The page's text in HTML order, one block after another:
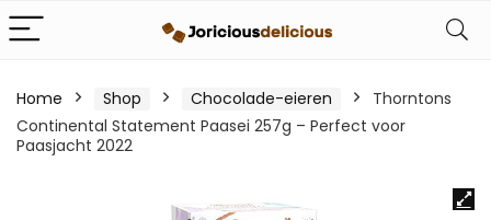
Home Shop Chocolade-eieren
Thorntons
Continental Statement Paasei 257g – Perfect voor
Paasjacht 2022